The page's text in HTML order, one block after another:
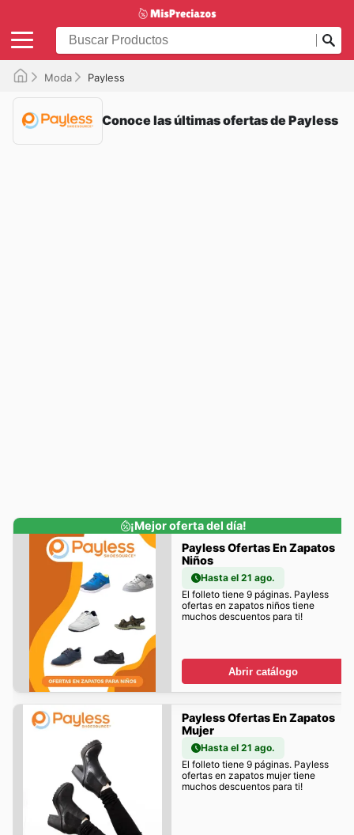
Moda Payless
Conoce las últimas ofertas de Payless
¡Mejor oferta del día!
Payless Ofertas En Zapatos
Niños
Hasta el 21 ago.
El folleto tiene 9 páginas. Payless
ofertas en zapatos niños tiene
muchos descuentos para ti!
Abrir catálogo
Payless Ofertas En Zapatos
Mujer
Hasta el 21 ago.
El folleto tiene 9 páginas. Payless
ofertas en zapatos mujer tiene
muchos descuentos para ti!